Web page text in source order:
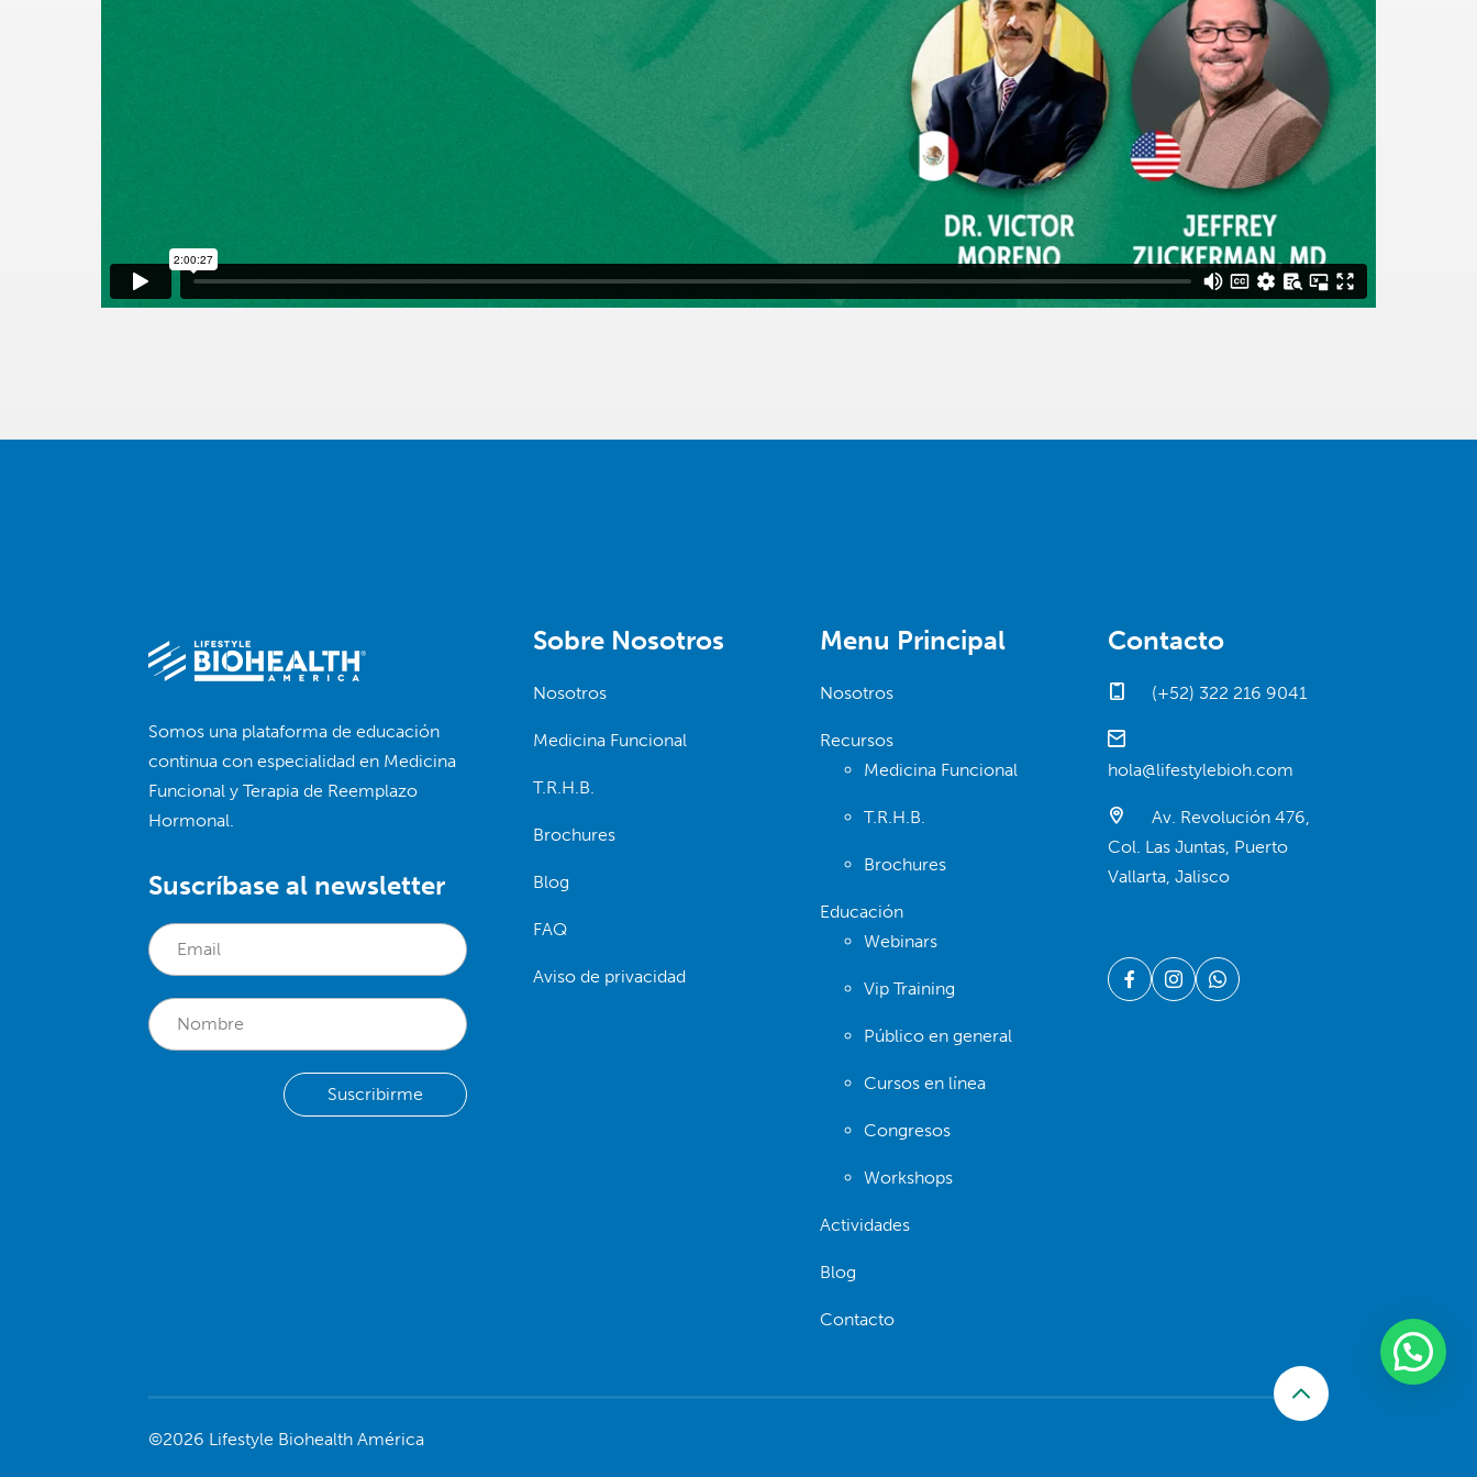
Somos una plataforma de educación
continua con especialidad en Medicina
Funcional y Terapia de Reemplazo
Hormonal.
Suscríbase al newsletter
Sobre Nosotros
Nosotros
Medicina Funcional
T.R.H.B.
Brochures
Blog
FAQ
Aviso de privacidad
Menu Principal
Nosotros
Recursos
Medicina Funcional
T.R.H.B.
Brochures
Educación
Webinars
Vip Training
Público en general
Cursos en línea
Congresos
Workshops
Actividades
Blog
Contacto
Contacto
(+52) 322 216 9041
hola@lifestylebioh.com
Av. Revolución 476,
Col. Las Juntas, Puerto
Vallarta, Jalisco
©2026 Lifestyle Biohealth América